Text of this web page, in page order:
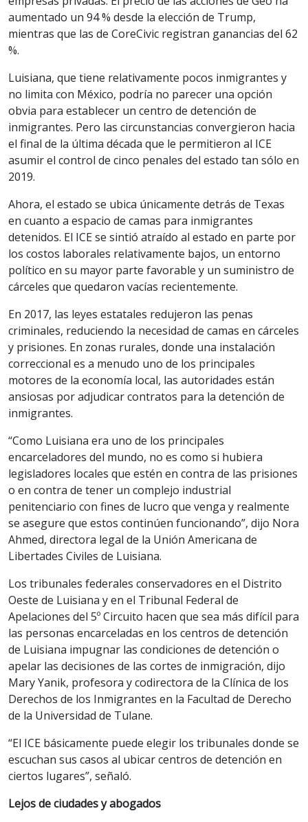
aumentado un 94 % desde la elección de Trump,
mientras que las de CoreCivic registran ganancias del 62
%.
Luisiana, que tiene relativamente pocos inmigrantes y
no limita con México, podría no parecer una opción
obvia para establecer un centro de detención de
inmigrantes. Pero las circunstancias convergieron hacia
el final de la última década que le permitieron al ICE
asumir el control de cinco penales del estado tan sólo en
2019.
Ahora, el estado se ubica únicamente detrás de Texas
en cuanto a espacio de camas para inmigrantes
detenidos. El ICE se sintió atraído al estado en parte por
los costos laborales relativamente bajos, un entorno
político en su mayor parte favorable y un suministro de
cárceles que quedaron vacías recientemente.
En 2017, las leyes estatales redujeron las penas
criminales, reduciendo la necesidad de camas en cárceles
y prisiones. En zonas rurales, donde una instalación
correccional es a menudo uno de los principales
motores de la economía local, las autoridades están
ansiosas por adjudicar contratos para la detención de
inmigrantes.
“Como Luisiana era uno de los principales
encarceladores del mundo, no es como si hubiera
legisladores locales que estén en contra de las prisiones
o en contra de tener un complejo industrial
penitenciario con fines de lucro que venga y realmente
se asegure que estos continúen funcionando”, dijo Nora
Ahmed, directora legal de la Unión Americana de
Libertades Civiles de Luisiana.
Los tribunales federales conservadores en el Distrito
Oeste de Luisiana y en el Tribunal Federal de
Apelaciones del 5º Circuito hacen que sea más difícil para
las personas encarceladas en los centros de detención
de Luisiana impugnar las condiciones de detención o
apelar las decisiones de las cortes de inmigración, dijo
Mary Yanik, profesora y codirectora de la Clínica de los
Derechos de los Inmigrantes en la Facultad de Derecho
de la Universidad de Tulane.
“El ICE básicamente puede elegir los tribunales donde se
escuchan sus casos al ubicar centros de detención en
ciertos lugares”, señaló.
Lejos de ciudades y abogados